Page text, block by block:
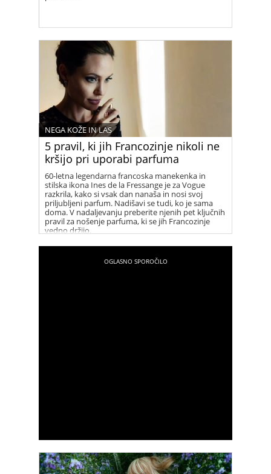
5 pravil, ki jih Francozinje nikoli ne
kršijo pri uporabi parfuma
NEGA KOŽE IN LAS
60-letna legendarna francoska manekenka in
stilska ikona Ines de la Fressange je za Vogue
razkrila, kako si vsak dan nanaša in nosi svoj
priljubljeni parfum. Nadišavi se tudi, ko je sama
doma. V nadaljevanju preberite njenih pet ključnih
pravil za nošenje parfuma, ki se jih Francozinje
vedno držijo.